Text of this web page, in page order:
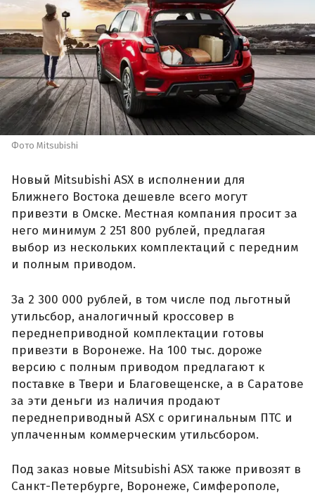
Фото Mitsubishi
Новый Mitsubishi ASX в исполнении для
Ближнего Востока дешевле всего могут
привезти в Омске. Местная компания просит за
него минимум 2 251 800 рублей, предлагая
выбор из нескольких комплектаций с передним
и полным приводом.
За 2 300 000 рублей, в том числе под льготный
утильсбор, аналогичный кроссовер в
переднеприводной комплектации готовы
привезти в Воронеже. На 100 тыс. дороже
версию с полным приводом предлагают к
поставке в Твери и Благовещенске, а в Саратове
за эти деньги из наличия продают
переднеприводный ASX с оригинальным ПТС и
уплаченным коммерческим утильсбором.
Под заказ новые Mitsubishi ASX также привозят в
Санкт-Петербурге, Воронеже, Симферополе,